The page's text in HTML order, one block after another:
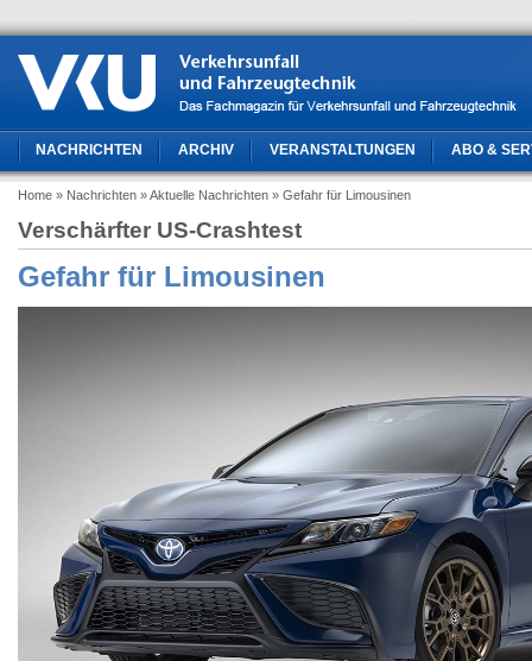
NACHRICHTEN ARCHIV VERANSTALTUNGEN ABO &
Home » Nachrichten » Aktuelle Nachrichten » Gefahr für Limousinen
Verschärfter US-Crashtest
Gefahr für Limousinen